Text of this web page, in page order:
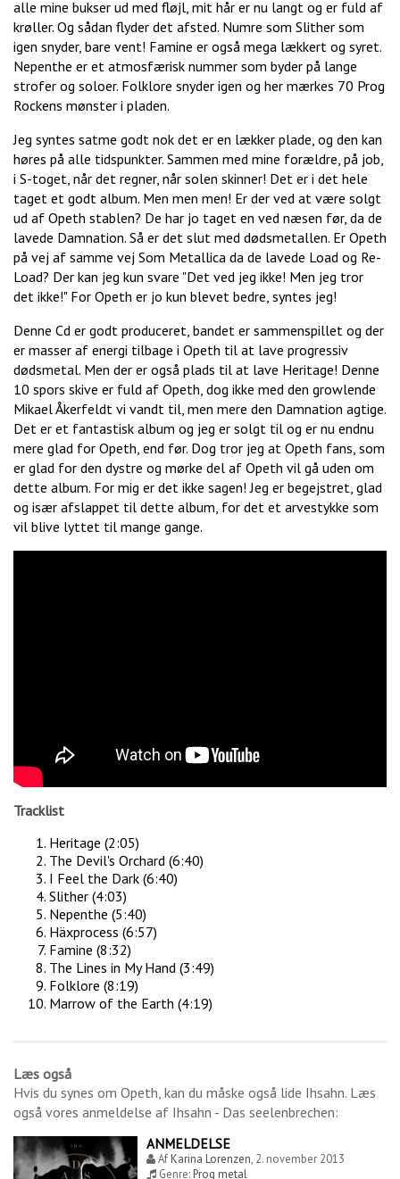
alle mine bukser ud med fløjl, mit hår er nu langt og er fuld af
krøller. Og sådan flyder det afsted. Numre som Slither som
igen snyder, bare vent! Famine er også mega lækkert og syret.
Nepenthe er et atmosfærisk nummer som byder på lange
strofer og soloer. Folklore snyder igen og her mærkes 70 Prog
Rockens mønster i pladen.
Jeg syntes satme godt nok det er en lækker plade, og den kan
høres på alle tidspunkter. Sammen med mine forældre, på job,
i S-toget, når det regner, når solen skinner! Det er i det hele
taget et godt album. Men men men! Er der ved at være solgt
ud af Opeth stablen? De har jo taget en ved næsen før, da de
lavede Damnation. Så er det slut med dødsmetallen. Er Opeth
på vej af samme vej Som Metallica da de lavede Load og Re-
Load? Der kan jeg kun svare "Det ved jeg ikke! Men jeg tror
det ikke!" For Opeth er jo kun blevet bedre, syntes jeg!
Denne Cd er godt produceret, bandet er sammenspillet og der
er masser af energi tilbage i Opeth til at lave progressiv
dødsmetal. Men der er også plads til at lave Heritage! Denne
10 spors skive er fuld af Opeth, dog ikke med den growlende
Mikael Åkerfeldt vi vandt til, men mere den Damnation agtige.
Det er et fantastisk album og jeg er solgt til og er nu endnu
mere glad for Opeth, end før. Dog tror jeg at Opeth fans, som
er glad for den dystre og mørke del af Opeth vil gå uden om
dette album. For mig er det ikke sagen! Jeg er begejstret, glad
og især afslappet til dette album, for det et arvestykke som
vil blive lyttet til mange gange.
Tracklist
Heritage (2:05)
The Devil's Orchard (6:40)
I Feel the Dark (6:40)
Slither (4:03)
Nepenthe (5:40)
Häxprocess (6:57)
Famine (8:32)
The Lines in My Hand (3:49)
Folklore (8:19)
Marrow of the Earth (4:19)
Læs også
Hvis du synes om Opeth, kan du måske også lide Ihsahn. Læs
også vores anmeldelse af Ihsahn - Das seelenbrechen:
ANMELDELSE
AfKarina Lorenzen, 2. november 2013
Genre:Prog metal